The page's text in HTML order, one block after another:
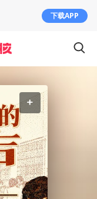
下载APP